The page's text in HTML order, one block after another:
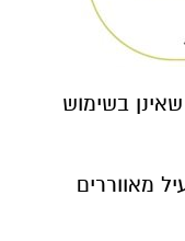
בשימוש
מאווררים